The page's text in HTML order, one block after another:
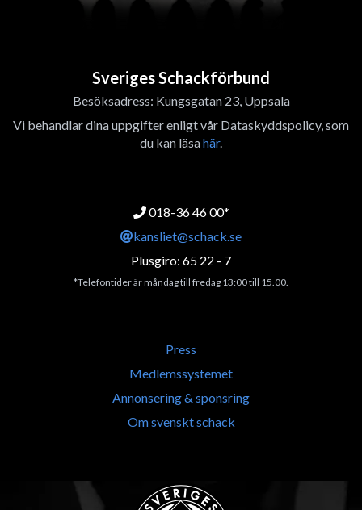
Sveriges Schackförbund
Besöksadress: Kungsgatan 23, Uppsala
Vi behandlar dina uppgifter enligt vår Dataskyddspolicy, som
du kan läsahär.
018-36 46 00*
kansliet@schack.se
Plusgiro: 65 22 - 7
*Telefontider är måndag till fredag 13:00 till 15.00.
Press
Medlemssystemet
Annonsering & sponsring
Om svenskt schack